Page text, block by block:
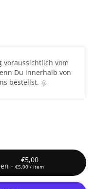
voraussichtlich vom
Du innerhalb von
bestellst.
-
€5,00
€5,00 / item